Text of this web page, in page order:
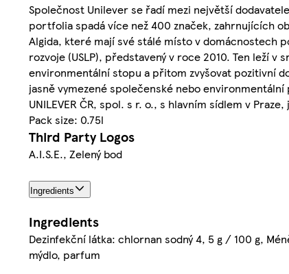
Společnost Unilever se řadí mezi největší
portfolia spadá více než 400 značek, zahrnujících
Algida, které mají své stálé místo v domácnostech
rozvoje (USLP), představený v roce 2010. Ten leží
environmentální stopu a přitom zvyšovat pozitivní
jasně vymezené společenské nebo
UNILEVER ČR, spol. s r. o., s hlavním sídlem v
Pack size: 0.75l
Third Party Logos
A.I.S.E., Zelený bod
Ingredients
Ingredients
Dezinfekční látka: chlornan sodný 4, 5 g / 100 g,
mýdlo, parfum